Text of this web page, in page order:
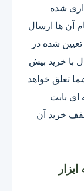
شده
آن ها ارسال
شده در
با خرید بیش
به شما تعلق خواهد
ای بابت
خرید آن